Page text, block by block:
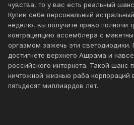
чувства, то у вас есть реальный
Купив себе персональный
неделю, вы получите право полночи
контрацепцию ассемблера с
оргазмом зажечь эти светодиодики.
достигнете верхнего Ашрама и
российского интернета. Такой шанс
ничтожной жизнью раба корпораций
пятьдесят миллиардов лет.